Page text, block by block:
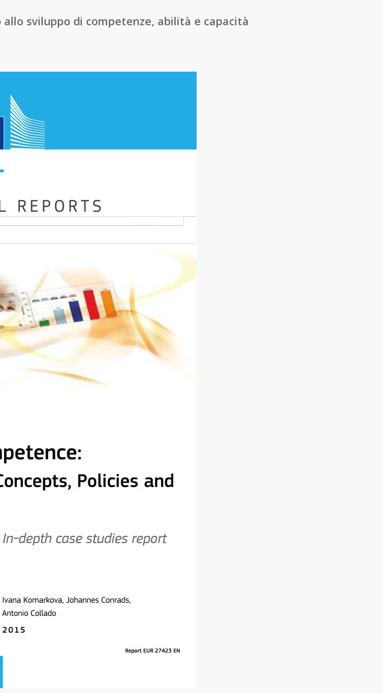
sviluppo di competenze, abilità e capacità